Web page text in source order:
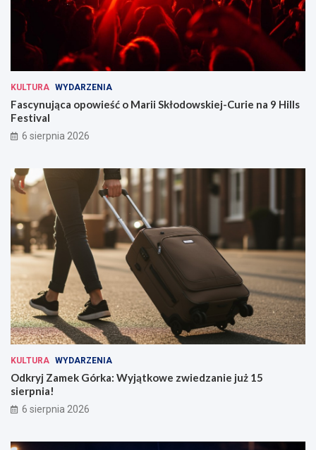
KULTURA WYDARZENIA
Fascynująca opowieść o Marii Skłodowskiej-Curie na 9 Hills
Festival
6 sierpnia 2026
KULTURA WYDARZENIA
Odkryj Zamek Górka: Wyjątkowe zwiedzanie już 15
sierpnia!
6 sierpnia 2026